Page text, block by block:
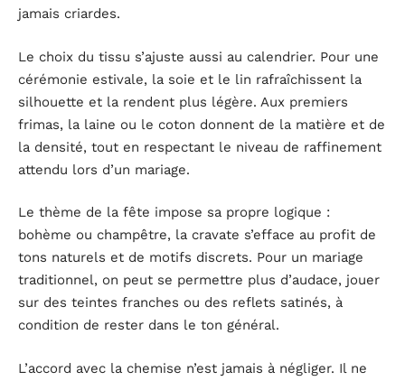
jamais criardes.
Le choix du tissu s’ajuste aussi au calendrier. Pour une
cérémonie estivale, la soie et le lin rafraîchissent la
silhouette et la rendent plus légère. Aux premiers
frimas, la laine ou le coton donnent de la matière et de
la densité, tout en respectant le niveau de raffinement
attendu lors d’un mariage.
Le thème de la fête impose sa propre logique :
bohème ou champêtre, la cravate s’efface au profit de
tons naturels et de motifs discrets. Pour un mariage
traditionnel, on peut se permettre plus d’audace, jouer
sur des teintes franches ou des reflets satinés, à
condition de rester dans le ton général.
L’accord avec la chemise n’est jamais à négliger. Il ne